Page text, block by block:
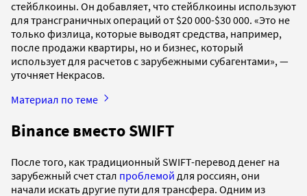
стейблкоины. Он добавляет, что стейблкоины используют
для трансграничных операций от $20 000-$30 000. «Это не
только физлица, которые выводят средства, например,
после продажи квартиры, но и бизнес, который
использует для расчетов с зарубежными субагентами», —
уточняет Некрасов.
Материал по теме
Binance вместо SWIFT
После того, как традиционный SWIFT-перевод денег на
зарубежный счет стал проблемой для россиян, они
начали искать другие пути для трансфера. Одним из